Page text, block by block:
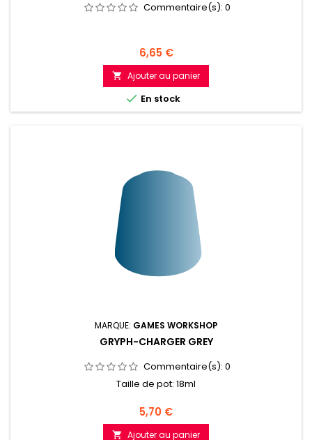
Commentaire(s): 0
Prix
6,65 €
 Ajouter au panier
 En stock
MARQUE: GAMES WORKSHOP
GRYPH-CHARGER GREY
Commentaire(s): 0
Taille de pot: 18ml
Prix
5,70 €
 Ajouter au panier